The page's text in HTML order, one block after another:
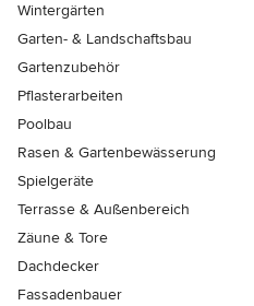
Wintergärten
Garten- & Landschaftsbau
Gartenzubehör
Pflasterarbeiten
Poolbau
Rasen & Gartenbewässerung
Spielgeräte
Terrasse & Außenbereich
Zäune & Tore
Dachdecker
Fassadenbauer